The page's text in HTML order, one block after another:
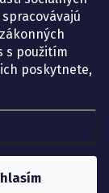
s použitím
poskytnete,